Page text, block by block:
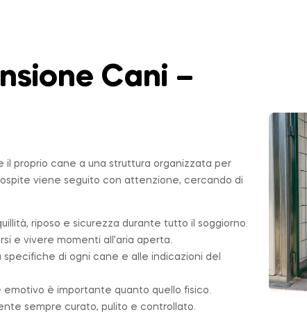
Cani –
il proprio cane a una struttura organizzata per
viene seguito con attenzione, cercando di
riposo e sicurezza durante tutto il soggiorno.
e vivere momenti all’aria aperta.
di ogni cane e alle indicazioni del
è importante quanto quello fisico.
sempre curato, pulito e controllato.